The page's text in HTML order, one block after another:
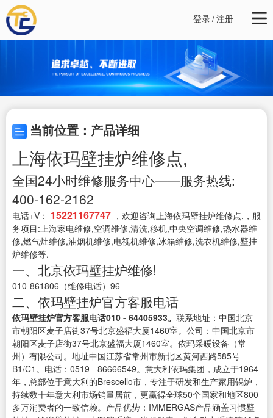
登录/注册
当前位置：产品详细
上海依玛壁挂炉维修点,
全国24小时维修服务中心——服务热线:
400-162-2162
电话+V： 15221167747 ，欢迎咨询上海依玛壁挂炉维修点,，服
务项目:上海家电维修,空调维修,清洗,移机,中央空调维修,热水器维
修,燃气灶维修,油烟机维修,电视机维修,冰箱维修,洗衣机维修,壁挂
炉维修等.
一、北京依玛壁挂炉维修!
010-861806（维修电话）96
二、依玛壁挂炉官方客服电话
依玛壁挂炉官方客服电话010 - 64405933。 联系地址：中国北京
市朝阳区麦子店街37号北京盛福大厦1460室。公司：中国北京市
朝阳区麦子店街37号北京盛福大厦1460室。依玛采暖设备（常
州）有限公司。地址中国江苏省常州市新北区黄河西路585号
B1/C1。电话：0519 - 86666549。意大利依玛集团，成立于1964
年，总部位于意大利的Brescello市，专注于研发和生产家用锅炉，
持续数十年意大利市场销量居前，更赢得全球50个国家和地区800
多万消费者的一致信赖。产品优势：IMMERGAS产品涵盖习惯壁